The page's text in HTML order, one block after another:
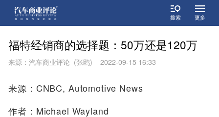
搜索 更多
福特经销商的选择题：50万还是120万
来源：汽车商业评论 (张鸥) 2022-09-15 16:33
来源：CNBC, Automotive News
作者：Michael Wayland